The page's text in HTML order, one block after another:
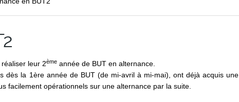
leur 2ème année de BUT en alternance.
dès la 1ère année de BUT (de mi-avril à mi-mai), ont déjà acquis une
facilement opérationnels sur une alternance par la suite.